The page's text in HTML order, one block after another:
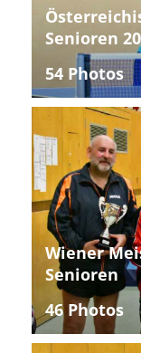
Senioren
54 Photos
Wiener
Senioren
46 Photos